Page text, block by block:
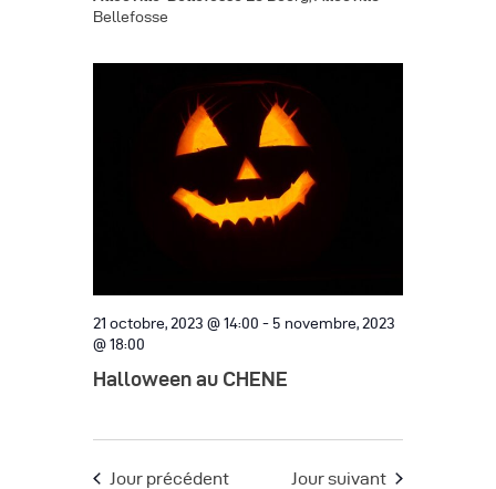
n
u
v
a
Bellefosse
21 octobre, 2023 @ 14:00 - 5 novembre, 2023
@ 18:00
Halloween au CHENE
Jour précédent Jour suivant